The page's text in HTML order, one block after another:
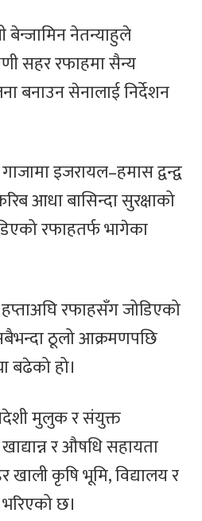
बेन्जामिन नेतन्याहुले
सहर रफाहमा सैन्य
बनाउन सेनालाई निर्देशन
इजरायल–हमास द्वन्द्व
आधा बासिन्दा सुरक्षाको
रफाहतर्फ भागेका
रफाहसँग जोडिएको
ठूलो आक्रमणपछि
बढेको हो।
मुलुक र संयुक्त
र औषधि सहायता
खाली कृषि भूमि, विद्यालय र
छ।